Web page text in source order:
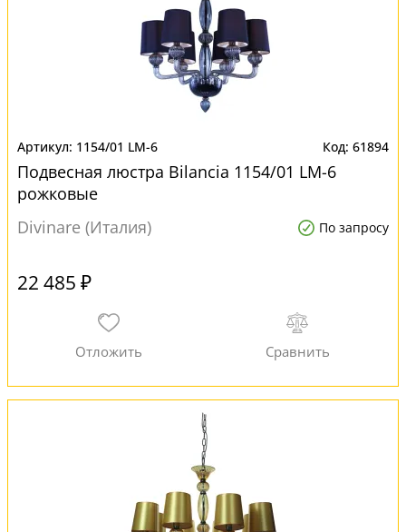
1154/01 LM-6 61894
Подвесная люстра Bilancia 1154/01 LM-6
рожковые
Divinare (Италия)
По запросу
22 485 ₽